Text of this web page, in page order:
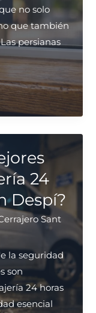
no solo
que también
persianas
24
Despí?
Sant
la seguridad
son
24 horas
esencial